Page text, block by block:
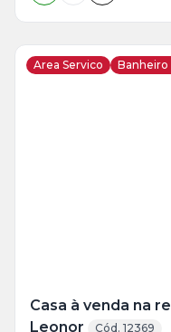
Area Servico Banheiro
Casa à venda na
Leonor
Cód. 12369